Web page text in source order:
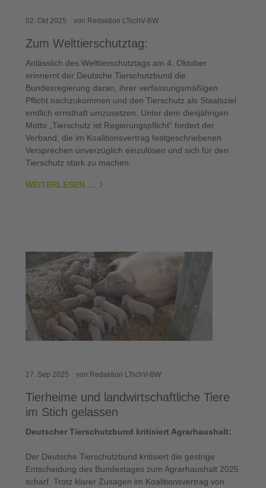
02. Okt 2025 von Redaktion LTschV-BW
Zum Welttierschutztag:
Anlässlich des Welttierschutztags am 4. Oktober
erinnernt der Deutsche Tierschutzbund die
Bundesregierung daran, ihrer verfassungsmäßigen
Pflicht nachzukommen und den Tierschutz als Staatsziel
endlich ernsthaft umzusetzen. Unter dem diesjährigen
Motto „Tierschutz ist Regierungspflicht“ fordert der
Verband, die im Koalitionsvertrag festgeschriebenen
Versprechen unverzüglich einzulösen und sich für den
Tierschutz stark zu machen.
WEITERLESEN …
17. Sep 2025 von Redaktion LTschV-BW
Tierheime und landwirtschaftliche Tiere
im Stich gelassen
Deutscher Tierschutzbund kritisiert Agrarhaushalt:
Der Deutsche Tierschutzbund kritisiert die gestrige
Entscheidung des Bundestages zum Agrarhaushalt 2025
scharf. Trotz klarer Zusagen im Koalitionsvertrag von